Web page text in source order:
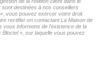
destinées à nos conseillers
vous pouvez exercer votre droit
rectifier en contactant La Maison de
vous informons de l'existence de la
Bloctel », sur laquelle vous pouvez